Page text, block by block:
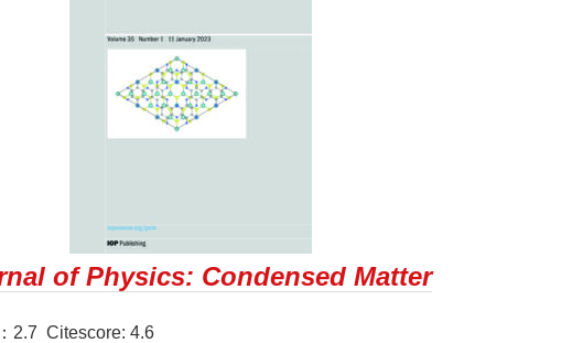
of Physics: Condensed Matter
2.7 Citescore: 4.6